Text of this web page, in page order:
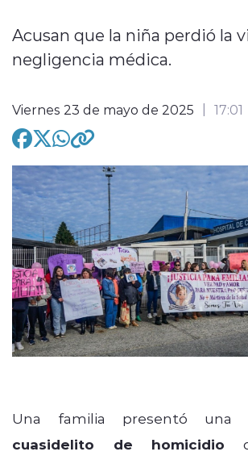
Entrevistas
modo claro
Acusan que la niña perdió la
negligencia médica.
Viernes 23 de mayo de 2025 17:01
Una familia presentó una
cuasidelito de homicidio